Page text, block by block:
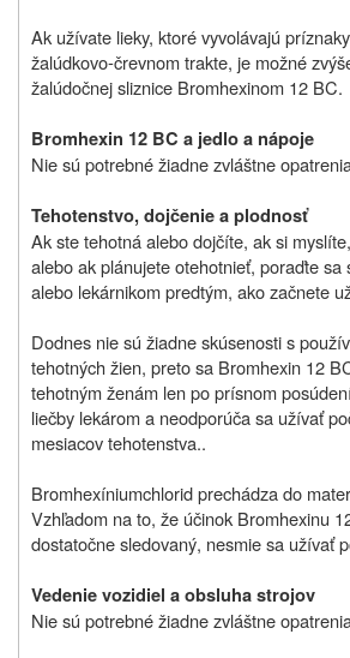
Ak užívate lieky, ktoré vyvolávajú
žalúdkovo-črevnom trakte, je možné
žalúdočnej sliznice Bromhexinom 12 BC.
Bromhexin 12 BC a jedlo a nápoje
Nie sú potrebné žiadne zvláštne
Tehotenstvo, dojčenie a plodnosť
Ak ste tehotná alebo dojčíte, ak si
alebo ak plánujete otehotnieť, poraďte sa
alebo lekárnikom predtým, ako začnete
Dodnes nie sú žiadne skúsenosti s
tehotných žien, preto sa Bromhexin 12
tehotným ženám len po prísnom
liečby lekárom a neodporúča sa užívať
mesiacov tehotenstva..
Bromhexíniumchlorid prechádza do
Vzhľadom na to, že účinok Bromhexinu
dostatočne sledovaný, nesmie sa užívať
Vedenie vozidiel a obsluha strojov
Nie sú potrebné žiadne zvláštne